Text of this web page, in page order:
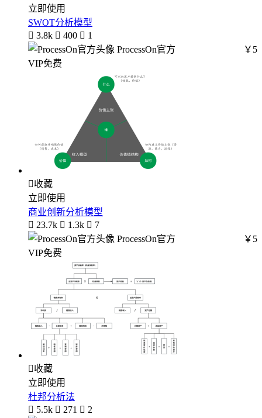
立即使用
SWOT分析模型
 3.8k  400  1
ProcessOn官方
￥5
VIP免费
收藏
立即使用
商业创新分析模型
 23.7k  1.3k  7
ProcessOn官方
￥5
VIP免费
收藏
立即使用
杜邦分析法
 5.5k  271  2